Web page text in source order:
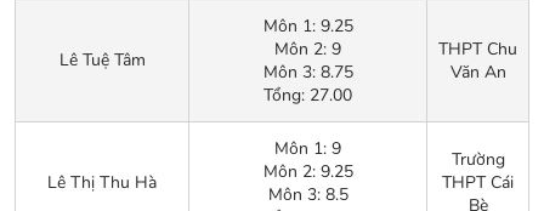
Lê Tuệ Tâm
Môn 1: 9.25
Môn 2: 9
Môn 3: 8.75
Tổng: 27.00
THPT Chu
Văn An
Lê Thị Thu Hà
Môn 1: 9
Môn 2: 9.25
Môn 3: 8.5
Trường
THPT Cái
Bè